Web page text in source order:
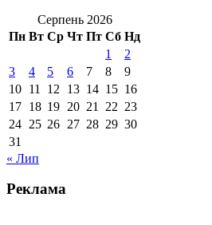
Серпень 2026
Пн Вт Ср Чт Пт Сб Нд
1
2
3
4 5 6 7 8
9
10 11 12 13 14 15 16
17 18 19 20 21 22 23
24 25 26 27 28 29 30
31
« Лип
Реклама